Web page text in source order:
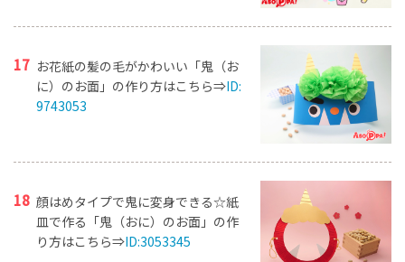
お花紙の髪の毛がかわいい「鬼（お
に）のお面」の作り方はこちら⇒ID:
9743053
顔はめタイプで鬼に変身できる☆紙
皿で作る「鬼（おに）のお面」の作
り方はこちら⇒ID:3053345